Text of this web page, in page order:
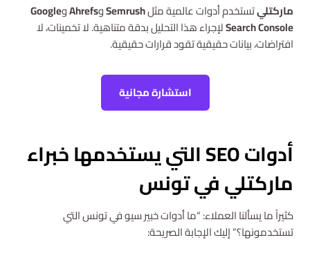
ماركتليتستخدم أدوات عالمية مثلSemrushوAhrefsوGoogle
Search Consoleلإجراء هذا التحليل بدقة متناهية. لا تخمينات، لا
افتراضات، بيانات حقيقية تقود قرارات حقيقية.
استشارة مجانية
أدوات SEO التي يستخدمها خبراء
ماركتلي في تونس
كثيراً ما يسألنا العملاء: “ما أدوات خبير سيو في تونس التي
تستخدمونها؟” إليك الإجابة الصريحة: